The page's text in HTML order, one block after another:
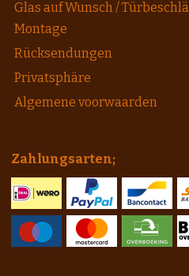
Glas auf Wunsch /
Montage
Rücksendungen
Privatsphäre
Algemene voorwaarden
Zahlungsarten;